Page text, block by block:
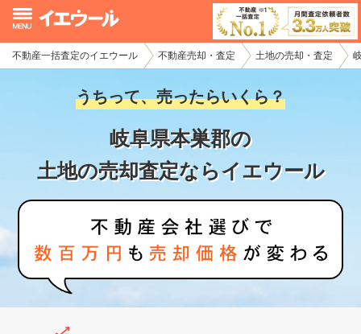
不動産一括査定のイエウール 不動産売却・査定 土地の売却・査定
うちって、売ったらいくら？
岐阜県本巣郡の
土地の売却査定ならイエウール
イエウール加盟希望の不動産会社様
初めての方へ
不動産の売却・一括査定
家査定シミュレーター
お問い合わせ